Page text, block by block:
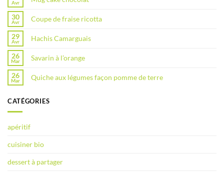
Avr
30
Avr Coupe de fraise ricotta
29
Avr Hachis Camarguais
26
Mar Savarin à l’orange
26
Mar Quiche aux légumes façon pomme de terre
CATÉGORIES
apéritif
cuisiner bio
dessert à partager